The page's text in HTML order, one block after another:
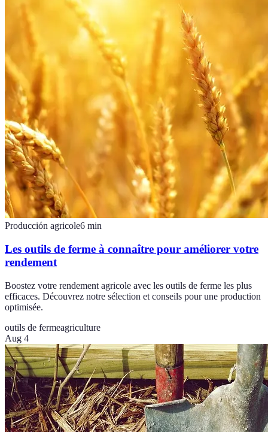
Producción agricole6 min
Les outils de ferme à connaître pour améliorer votre
rendement
Boostez votre rendement agricole avec les outils de ferme les plus
efficaces. Découvrez notre sélection et conseils pour une production
optimisée.
outils de fermeagriculture
Aug 4